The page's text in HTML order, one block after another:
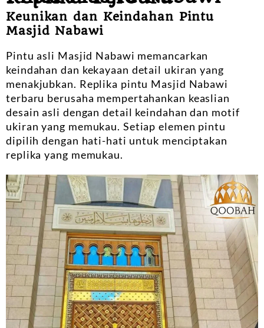
Keunikan dan Keindahan Pintu
Masjid Nabawi
Pintu asli Masjid Nabawi memancarkan
keindahan dan kekayaan detail ukiran yang
menakjubkan. Replika pintu Masjid Nabawi
terbaru berusaha mempertahankan keaslian
desain asli dengan detail keindahan dan motif
ukiran yang memukau. Setiap elemen pintu
dipilih dengan hati-hati untuk menciptakan
replika yang memukau.